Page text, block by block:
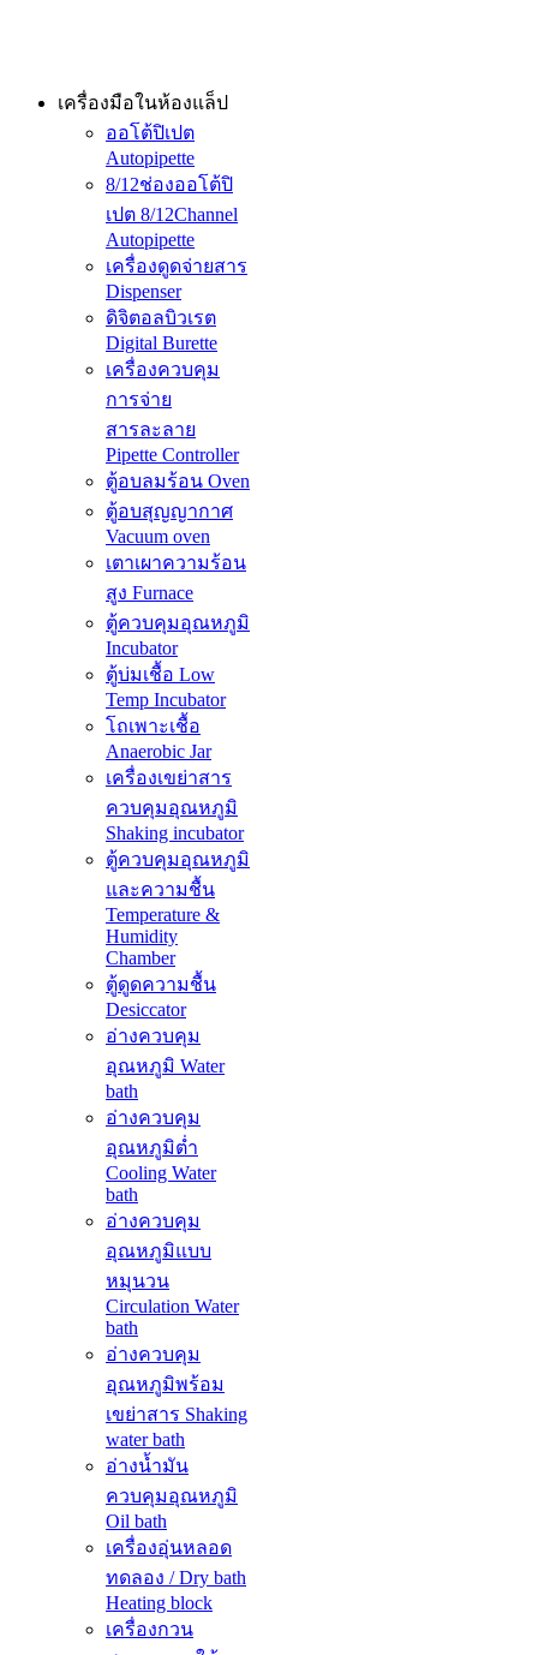
เครื่องมือในห้องแล็ป
ออโต้ปิเปต
Autopipette
8/12ช่องออโต้ปิ
เปต 8/12Channel
Autopipette
เครื่องดูดจ่ายสาร
Dispenser
ดิจิตอลบิวเรต
Digital Burette
เครื่องควบคุม
การจ่าย
สารละลาย
Pipette Controller
ตู้อบลมร้อน Oven
ตู้อบสุญญากาศ
Vacuum oven
เตาเผาความร้อน
สูง Furnace
ตู้ควบคุมอุณหภูมิ
Incubator
ตู้บ่มเชื้อ Low
Temp Incubator
โถเพาะเชื้อ
Anaerobic Jar
เครื่องเขย่าสาร
ควบคุมอุณหภูมิ
Shaking incubator
ตู้ควบคุมอุณหภูมิ
และความชื้น
Temperature &
Humidity
Chamber
ตู้ดูดความชื้น
Desiccator
อ่างควบคุม
อุณหภูมิ Water
bath
อ่างควบคุม
อุณหภูมิต่ำ
Cooling Water
bath
อ่างควบคุม
อุณหภูมิแบบ
หมุนวน
Circulation Water
bath
อ่างควบคุม
อุณหภูมิพร้อม
เขย่าสาร Shaking
water bath
อ่างน้ำมัน
ควบคุมอุณหภูมิ
Oil bath
เครื่องอุ่นหลอด
ทดลอง / Dry bath
Heating block
เครื่องกวน